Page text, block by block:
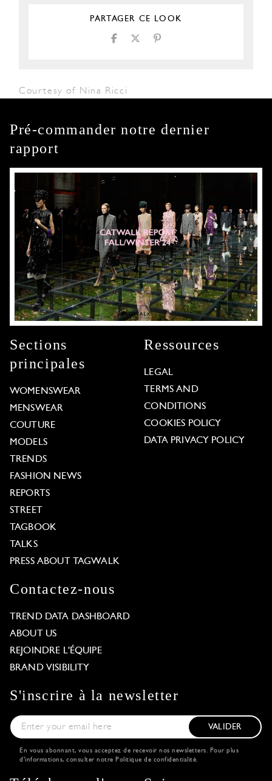
PARTAGER CE LOOK
Courtesy of Nina Ricci
Pré-commander notre dernier
rapport
Sections
principales
WOMENSWEAR
MENSWEAR
COUTURE
MODELS
TRENDS
FASHION NEWS
REPORTS
STREET
TAGBOOK
TALKS
PRESS ABOUT TAGWALK
Ressources
LEGAL
TERMS AND
CONDITIONS
COOKIES POLICY
DATA PRIVACY POLICY
Contactez-nous
TREND DATA DASHBOARD
ABOUT US
REJOINDRE L'ÉQUIPE
BRAND VISIBILITY
S'inscrire à la newsletter
VALIDER
En vous abonnant, vous acceptez de recevoir nos newsletters. Pour plus
d'informations, consulter notre Politique de confidentialité.